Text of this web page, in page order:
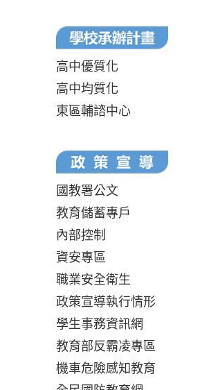
高中優質化
高中均質化
東區輔諮中心
國教署公文
教育儲蓄專戶
內部控制
資安專區
職業安全衛生
政策宣導執行情形
學生事務資訊網
教育部反霸凌專區
機車危險感知教育